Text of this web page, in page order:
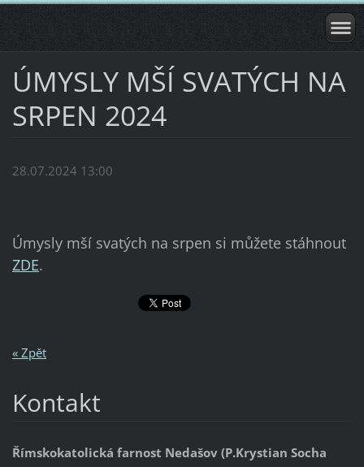
ÚMYSLY MŠÍ SVATÝCH NA
SRPEN 2024
28.07.2024 13:00
Úmysly mší svatých na srpen si můžete stáhnout
ZDE.
« Zpět
Kontakt
Římskokatolická farnost Nedašov (P.Krystian Socha